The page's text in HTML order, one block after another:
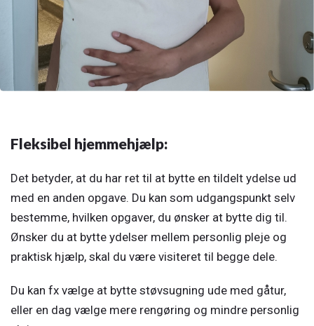
Fleksibel hjemmehjælp:
Det betyder, at du har ret til at bytte en tildelt ydelse ud
med en anden opgave. Du kan som udgangspunkt selv
bestemme, hvilken opgaver, du ønsker at bytte dig til.
Ønsker du at bytte ydelser mellem personlig pleje og
praktisk hjælp, skal du være visiteret til begge dele.
Du kan fx vælge at bytte støvsugning ude med gåtur,
eller en dag vælge mere rengøring og mindre personlig